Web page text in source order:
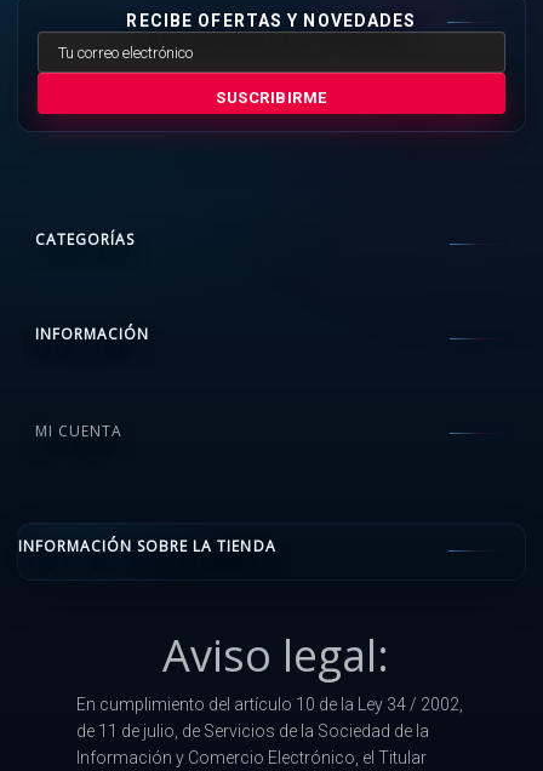
RECIBE OFERTAS Y NOVEDADES
SUSCRIBIRME
CATEGORÍAS
INFORMACIÓN
MI CUENTA
INFORMACIÓN SOBRE LA TIENDA
Aviso legal:
En cumplimiento del artículo 10 de la Ley 34 / 2002,
de 11 de julio, de Servicios de la Sociedad de la
Información y Comercio Electrónico, el Titular